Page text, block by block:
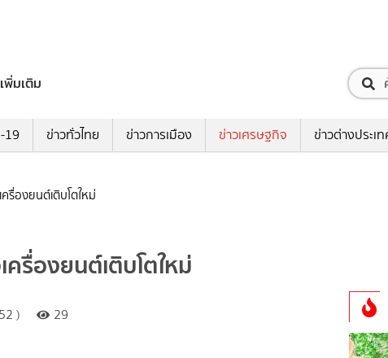
เพิ่มเติม
19 ข่าวทั่วไทย ข่าวการเมือง ข่าวเศรษฐกิจ ข่าวต่างประเ
รื่องยนต์เติบโตใหม่
รื่องยนต์เติบโตใหม่
) 29